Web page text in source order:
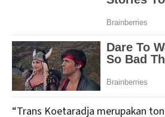
“Trans Koetaradja merupakan